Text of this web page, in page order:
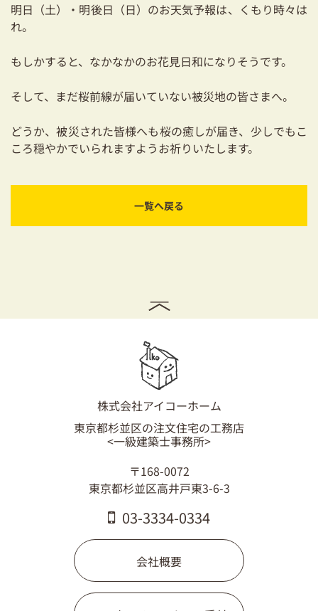
明日（土）・明後日（日）のお天気予報は、くもり時々は
れ。
もしかすると、なかなかのお花見日和になりそうです。
そして、まだ桜前線が届いていない被災地の皆さまへ。
どうか、被災された皆様へも桜の癒しが届き、少しでもこ
ころ穏やかでいられますようお祈りいたします。
一覧へ戻る
株式会社アイコーホーム
東京都杉並区の注文住宅の工務店
<一級建築士事務所>
〒168-0072
東京都杉並区高井戸東3-6-3
03-3334-0334
会社概要